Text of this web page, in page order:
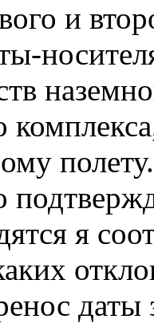
и
полету.
я
даты